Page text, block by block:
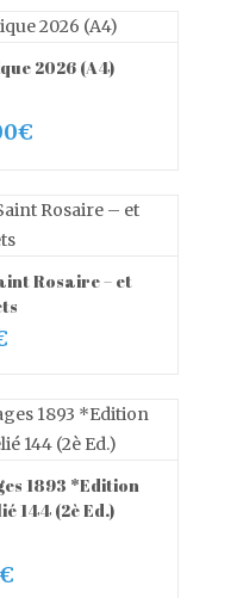
2026 (A4)
:
€Le
est :
Rosaire – et
VIEW MORE
1893 *Edition
144 (2è Ed.)
€